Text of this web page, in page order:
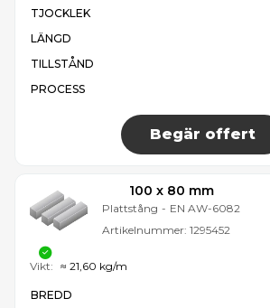
TJOCKLEK
LÄNGD
TILLSTÅND
PROCESS
Begär offert
100 x 80 mm
Plattstång - EN AW-6082
Artikelnummer: 1295452
BREDD
Vikt: ≈ 21,60 kg/m